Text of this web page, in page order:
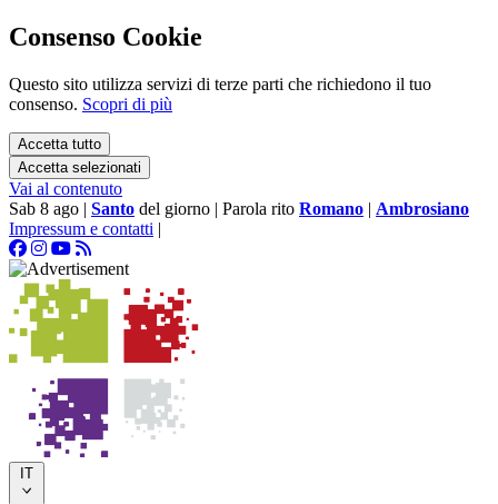
Consenso Cookie
Questo sito utilizza servizi di terze parti che richiedono il tuo
consenso. Scopri di più
Accetta tutto
Accetta selezionati
Vai al contenuto
Sab 8 ago | Santo del giorno | Parola rito Romano | Ambrosiano
Impressum e contatti |
IT